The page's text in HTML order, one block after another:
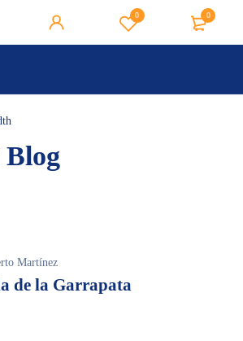
0 0
Martínez
de la Garrapata